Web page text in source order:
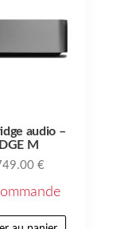
audio –
M
€